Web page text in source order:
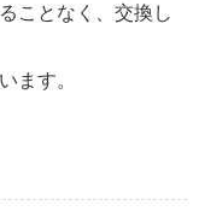
ことなく、交換し
ます。